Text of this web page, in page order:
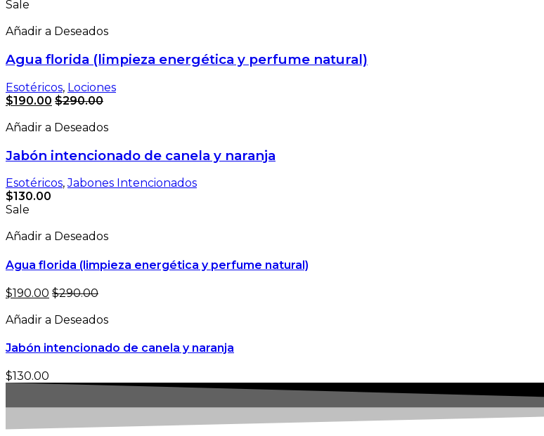
Sale
Añadir a Deseados
Agua florida (limpieza energética y perfume natural)
Esotéricos, Lociones
$190.00 $290.00
Añadir a Deseados
Jabón intencionado de canela y naranja
Esotéricos,Jabones Intencionados
$130.00
Sale
Añadir a Deseados
Agua florida (limpieza energética y perfume natural)
$190.00 $290.00
Añadir a Deseados
Jabón intencionado de canela y naranja
$130.00